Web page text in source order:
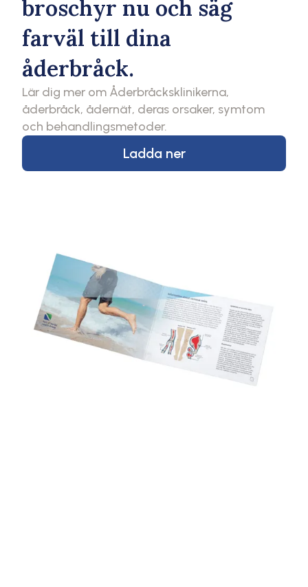
broschyr nu och säg
farväl till dina
åderbråck.
Lär dig mer om Åderbråcksklinikerna,
åderbråck, ådernät, deras orsaker, symtom
och behandlingsmetoder.
Ladda ner